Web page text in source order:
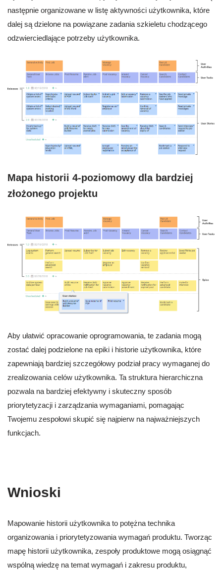
następnie organizowane w listę aktywności użytkownika, które
dalej są dzielone na powiązane zadania szkieletu chodzącego
odzwierciedlające potrzeby użytkownika.
Mapa historii 4-poziomowy dla bardziej
złożonego projektu
Aby ułatwić opracowanie oprogramowania, te zadania mogą
zostać dalej podzielone na epiki i historie użytkownika, które
zapewniają bardziej szczegółowy podział pracy wymaganej do
zrealizowania celów użytkownika. Ta struktura hierarchiczna
pozwala na bardziej efektywny i skuteczny sposób
priorytetyzacji i zarządzania wymaganiami, pomagając
Twojemu zespołowi skupić się najpierw na najważniejszych
funkcjach.
Wnioski
Mapowanie historii użytkownika to potężna technika
organizowania i priorytetyzowania wymagań produktu. Tworząc
mapę historii użytkownika, zespoły produktowe mogą osiągnąć
wspólną wiedzę na temat wymagań i zakresu produktu,